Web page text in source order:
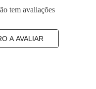
tem avaliações
A AVALIAR